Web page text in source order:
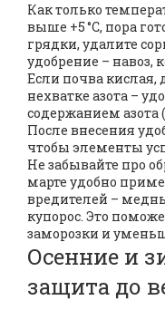
Как только
выше +5 °C, пора
грядки, удалите
удобрение – навоз,
Если почва кислая,
нехватке азота –
содержанием
После внесения
чтобы элементы
Не забывайте про
марте удобно
вредителей –
купорос. Это
заморозки и
Осенние и
защита до